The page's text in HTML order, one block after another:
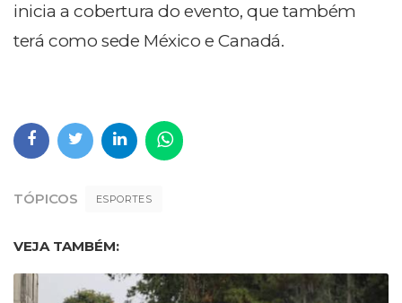
inicia a cobertura do evento, que também
terá como sede México e Canadá.
TÓPICOS ESPORTES
VEJA TAMBÉM: